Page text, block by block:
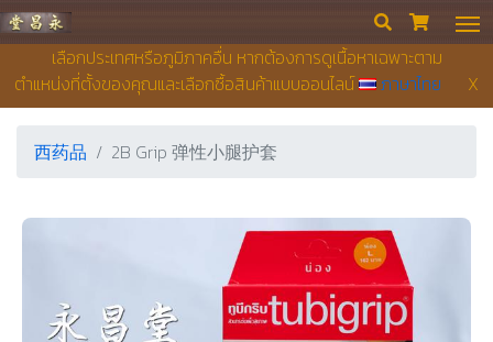
เลือกประเทศหรือภูมิภาคอื่น หากต้องการดูเนื้อหาเฉพาะตาม
ตำแหน่งที่ตั้งของคุณและเลือกซื้อสินค้าแบบออนไลน์
ภาษาไทย X
永昌堂药店  
西药品 2B Grip 弹性小腿护套